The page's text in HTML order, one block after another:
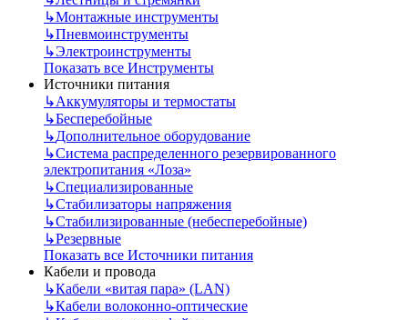
↳Монтажные инструменты
↳Пневмоинструменты
↳Электроинструменты
Показать все Инструменты
Источники питания
↳Аккумуляторы и термостаты
↳Бесперебойные
↳Дополнительное оборудование
↳Система распределенного резервированного
электропитания «Лоза»
↳Специализированные
↳Стабилизаторы напряжения
↳Стабилизированные (небесперебойные)
↳Резервные
Показать все Источники питания
Кабели и провода
↳Кабели «витая пара» (LAN)
↳Кабели волоконно-оптические